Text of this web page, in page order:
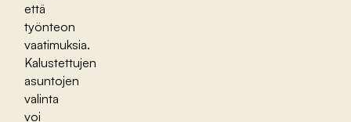
että
työnteon
vaatimuksia.
Kalustettujen
asuntojen
valinta
voi